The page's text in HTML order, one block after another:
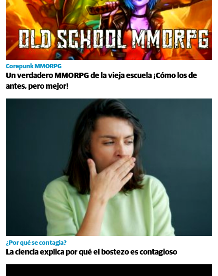
Corepunk MMORPG
Un verdadero MMORPG de la vieja escuela ¡Cómo los de
antes, pero mejor!
¿Por qué se contagia?
La ciencia explica por qué el bostezo es contagioso